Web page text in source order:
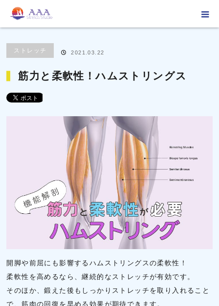
ブログ
ストレッチ 2021.03.22
筋力と柔軟性！ハムストリングス
開脚や前屈にも影響するハムストリングスの柔軟性！
柔軟性を高めるなら、継続的なストレッチが有効です。
そのほか、鍛えた後もしっかりストレッチを取り入れること
で、筋肉の回復を早める効果が期待できます。